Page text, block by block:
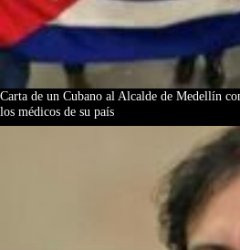
Carta de un Cubano al Alcalde de Medellín
los médicos de su país